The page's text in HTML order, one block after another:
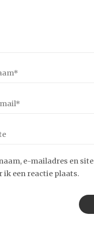
e-mailadres en site
ik een reactie plaats.